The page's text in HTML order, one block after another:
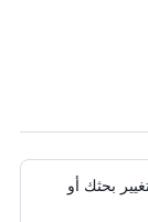
بحثك أو